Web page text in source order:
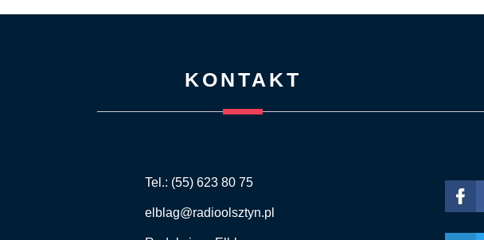
KONTAKT
Tel.: (55) 623 80 75
elblag@radioolsztyn.pl